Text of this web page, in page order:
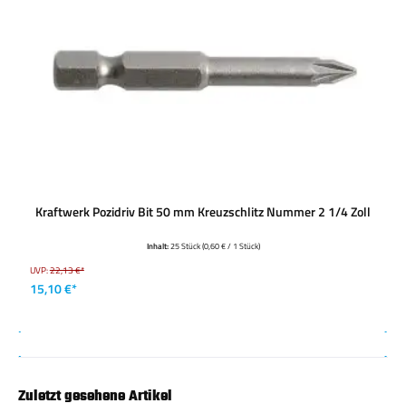
Kraftwerk Pozidriv Bit 50 mm Kreuzschlitz Nummer 2 1/4 Zoll
Inhalt:25 Stück(0,60 € / 1 Stück)
UVP:22,13 €*
15,10 €*
Zuletzt gesehene Artikel